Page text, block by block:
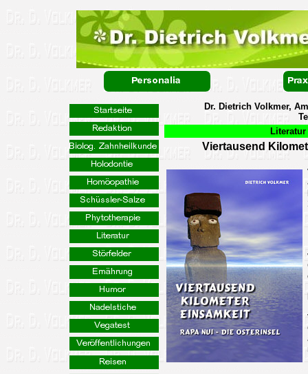
Dr. Dietrich Volkmer,
Viertausend